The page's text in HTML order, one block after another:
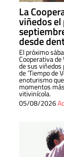
La
viñedos
desde
El próximo
Cooperativa
de sus viñedos
de ‘Tiempo de
enoturismo
momentos
vitivinícola.
05/08/2026